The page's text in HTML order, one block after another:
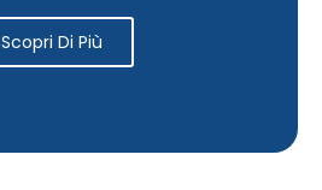
Scopri Di Più